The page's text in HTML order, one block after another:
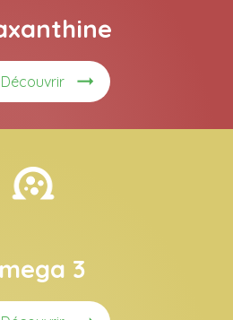
Découvrir
3